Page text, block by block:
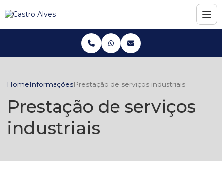
HomeInformaçõesPrestação de serviços industriais
Prestação de serviços
industriais